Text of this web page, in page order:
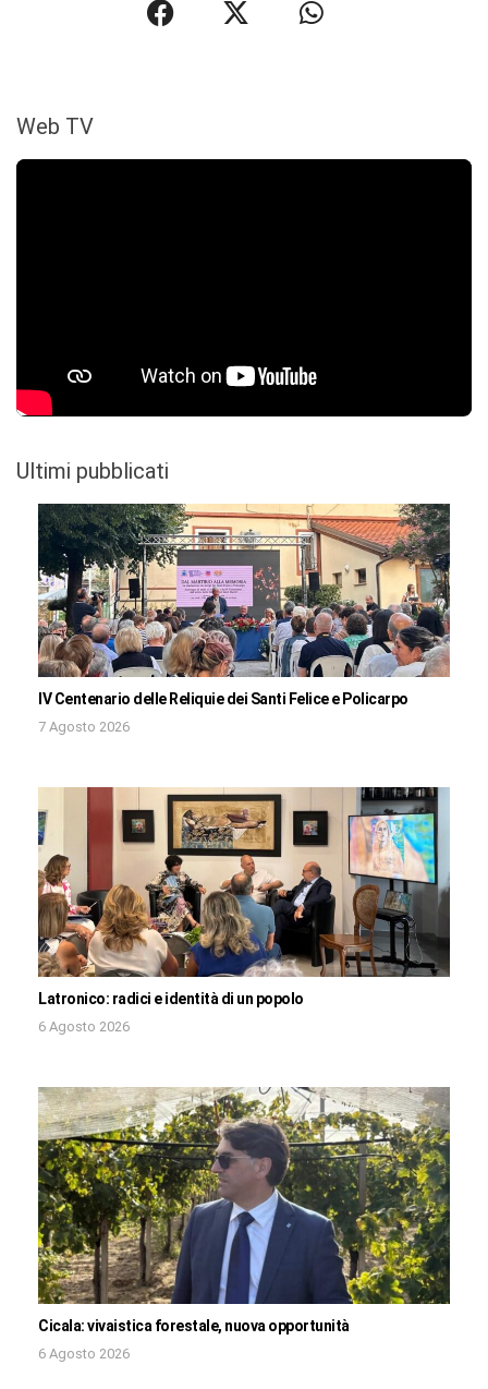
Web TV
Ultimi pubblicati
IV Centenario delle Reliquie dei Santi Felice e Policarpo
7 Agosto 2026
Latronico: radici e identità di un popolo
6 Agosto 2026
Cicala: vivaistica forestale, nuova opportunità
6 Agosto 2026